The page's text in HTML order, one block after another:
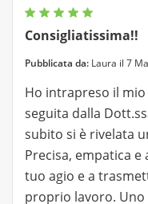
Consigliatissima!!
Pubblicata da: Laura il 7
Ho intrapreso il
seguita dalla
subito si è rivelata
Precisa, empatica
tuo agio e a
proprio lavoro. Uno